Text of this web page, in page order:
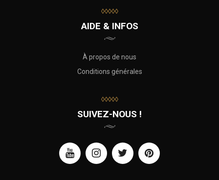
◊◊◊◊◊
AIDE & INFOS
À propos de nous
Conditions générales
◊◊◊◊◊
SUIVEZ-NOUS !